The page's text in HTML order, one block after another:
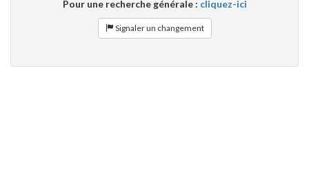
Pour une recherche générale : cliquez-ici
Signaler un changement